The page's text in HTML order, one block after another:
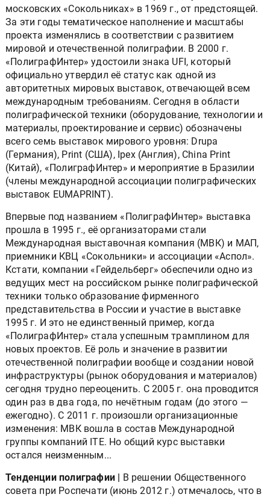
московских «Сокольниках» в 1969 г., от предстоящей.
За эти годы тематическое наполнение и масштабы
проекта изменялись в соответствии с развитием
мировой и отечественной полиграфии. В 2000 г.
«ПолиграфИнтер» удостоили знака UFI, который
официально утвердил её статус как одной из
авторитетных мировых выставок, отвечающей всем
международным требованиям. Сегодня в области
полиграфической техники (оборудование, технологии и
материалы, проектирование и сервис) обозначены
всего семь выставок мирового уровня: Drupa
(Германия), Print (США), Ipex (Англия), China Print
(Китай), «ПолиграфИнтер» и мероприятие в Бразилии
(члены международной ассоциации полиграфических
выставок EUMAPRINT).
Впервые под названием «ПолиграфИнтер» выставка
прошла в 1995 г., её организаторами стали
Международная выставочная компания (МВК) и МАП,
приемники КВЦ «Сокольники» и ассоциации «Аспол».
Кстати, компании «Гейдельберг» обеспечили одно из
ведущих мест на российском рынке полиграфической
техники только образование фирменного
представительства в России и участие в выставке
1995 г. И это не единственный пример, когда
«ПолиграфИнтер» стала успешным трамплином для
новых проектов. Её роль и значение в развитии
отечественной полиграфии вообще и создании новой
инфраструктуры (рынок оборудования и материалов)
сегодня трудно переоценить. С 2005 г. она проводится
один раз в два года, по нечётным годам (до этого —
ежегодно). С 2011 г. произошли организационные
изменения: МВК вошла в состав Международной
группы компаний ITE. Но общий курс выставки
остался неизменным...
Тенденции полиграфии | В решении Общественного
совета при Роспечати (июнь 2012 г.) отмечалось, что в